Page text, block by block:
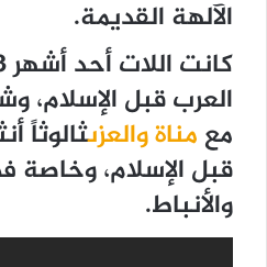
الآلهة القديمة.
العرب قبل الإسلام،
مع مناةوالعزىثالوثاً
قبل الإسلام، وخاصة
والأنباط.